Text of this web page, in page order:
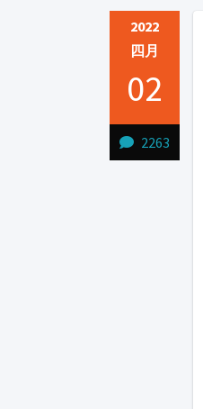
2022
四月
02
2263